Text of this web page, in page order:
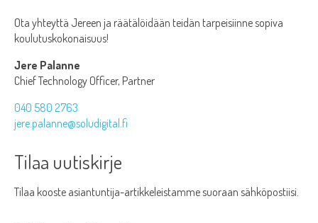
Ota yhteyttä Jereen ja räätälöidään teidän tarpeisiinne sopiva
koulutuskokonaisuus!
Jere Palanne
Chief Technology Officer, Partner
040 580 2763
jere.palanne@soludigital.fi
Tilaa uutiskirje
Tilaa kooste asiantuntija-artikkeleistamme suoraan sähköpostiisi.